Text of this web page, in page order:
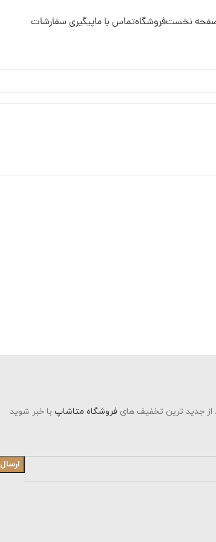
نخستفروشگاهتماس با ماپیگیری سفارشات
از جدید ترین تخفیف های فروشگاه متاشاپبا خبر شوید